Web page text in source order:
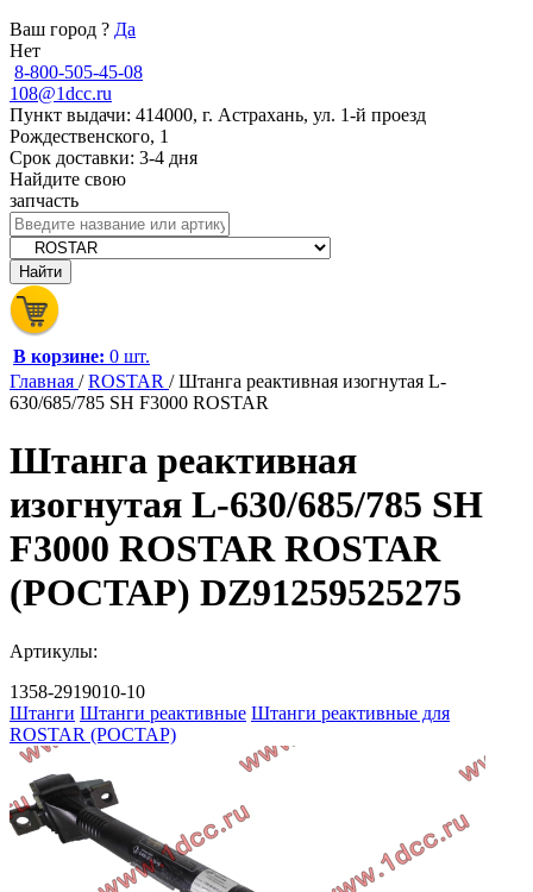
Ваш город ? Да
Нет
8-800-505-45-08
108@1dcc.ru
Пункт выдачи: 414000, г. Астрахань, ул. 1-й проезд
Рождественского, 1
Срок доставки: 3-4 дня
Найдите свою
запчасть
В корзине: 0 шт.
Главная /ROSTAR /Штанга реактивная изогнутая L-
630/685/785 SH F3000 ROSTAR
Штанга реактивная
изогнутая L-630/685/785 SH
F3000 ROSTAR ROSTAR
(РОСТАР) DZ91259525275
Артикулы:
1358-2919010-10
Штанги Штанги реактивные Штанги реактивные для
ROSTAR (РОСТАР)